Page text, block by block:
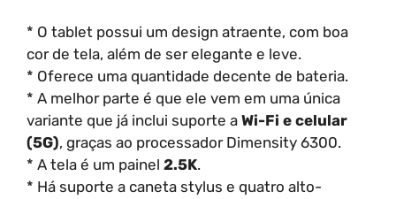
* O tablet possui um design atraente, com boa
cor de tela, além de ser elegante e leve.
* Oferece uma quantidade decente de bateria.
* A melhor parte é que ele vem em uma única
variante que já inclui suporte a Wi-Fi e celular
(5G), graças ao processador Dimensity 6300.
* A tela é um painel 2.5K.
* Há suporte a caneta stylus e quatro alto-